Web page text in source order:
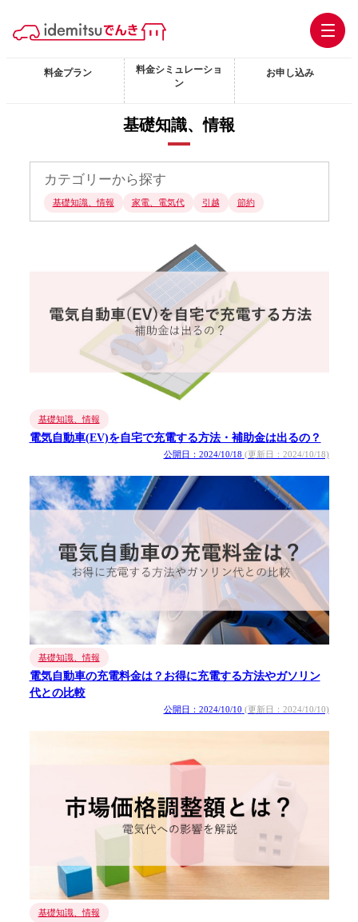
料金プラン
料金シミュレーショ
ン
お申し込み
基礎知識、情報
カテゴリーから探す
基礎知識、情報 家電、電気代 引越 節約
基礎知識、情報
電気自動車(EV)を自宅で充電する方法・補助金は出るの？
公開日：2024/10/18 (更新日：2024/10/18)
基礎知識、情報
電気自動車の充電料金は？お得に充電する方法やガソリン
代との比較
公開日：2024/10/10 (更新日：2024/10/10)
基礎知識、情報